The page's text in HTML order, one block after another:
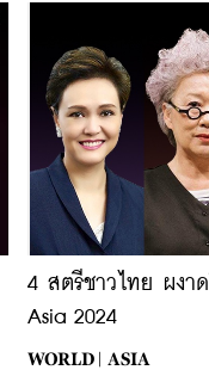
4 สตรีชาวไทย ผงา
Asia 2024
WORLD | ASIA